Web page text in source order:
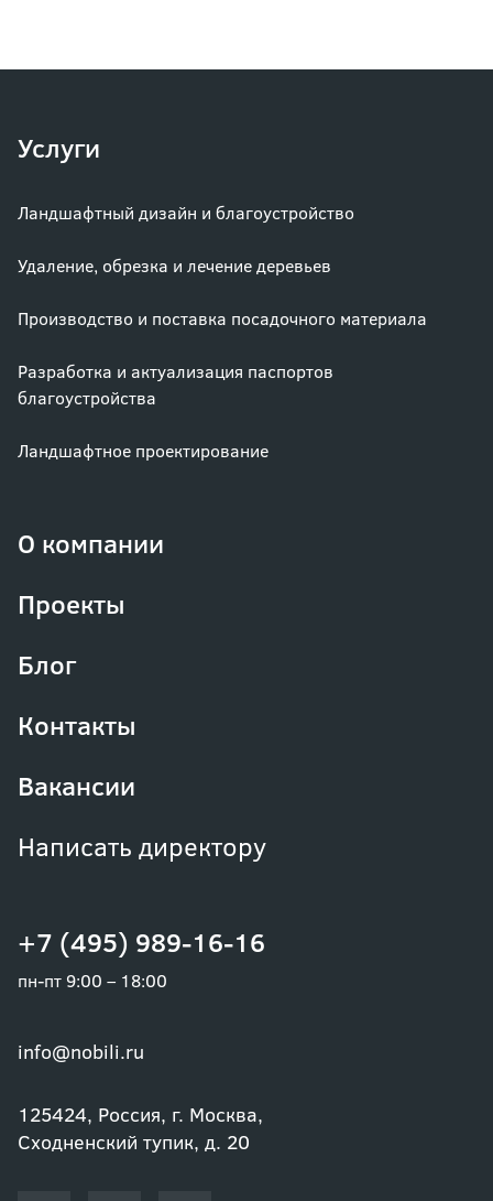
+7 (495) 989-16-16
пн-пт 9:00 – 18:00
info@nobili.ru
125424, Россия, г. Москва,
Сходненский тупик, д. 20
Услуги
Ландшафтный дизайн и благоустройство
Удаление, обрезка и лечение деревьев
Производство и поставка посадочного материала
Разработка и актуализация паспортов
благоустройства
Ландшафтное проектирование
О компании
Проекты
Блог
Контакты
Вакансии
Написать директору